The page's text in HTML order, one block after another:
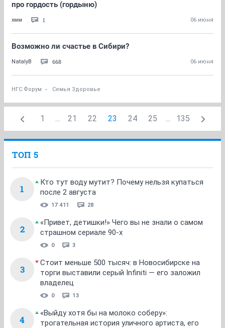
про гордость (гордыню)
хмм 1 06 июня
Возможно ли счастье в Сибири?
NatalyB 668 06 июня
НГС.Форум Семья Здоровье
1 ... 21 22 23 24 25 ... 135
ТОП 5
1
Кто тут воду мутит? Почему нельзя купаться
после 2 августа
17 411 28
2
«Привет, детишки!» Чего вы не знали о самом
страшном сериале 90-х
0 3
3
Стоит меньше 500 тысяч: в Новосибирске на
торги выставили серый Infiniti — его заложил
владелец
0 13
4
«Выйду хотя бы на молоко соберу»:
трогательная история уличного артиста, его